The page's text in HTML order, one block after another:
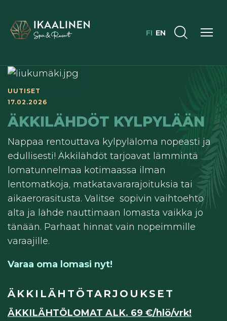
FI EN
UUTISET
17.02.2026
ÄKKILÄHDÖT KYLPYLÄÄN
Nappaa rentouttava kylpyläloma nopeasti ja
edullisesti! Äkkilähdöt tarjoavat lämmintä
lomatunnelmaa kotimaassa ilman
lentomatkoja, matkatavararajoituksia tai
aikaerorasitusta. Valitse sopivin vaihtoehto
alta ja lähde nauttimaan lomasta vaikka jo
tänään. Parhaat hinnat vain nopeimmille
varaajille.
Varaa oma lomasi nyt!
ÄKKILÄHTÖTARJOUKSET
ÄKKILÄHTÖLOMAT ALK. 69 €/hlö/vrk!